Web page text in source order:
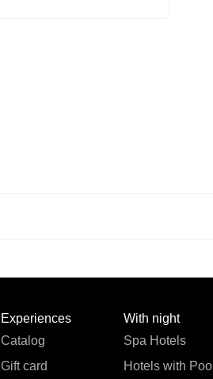
Experiences
Catalog
Gift card
With night
Spa Hotels
Hotels with Pool